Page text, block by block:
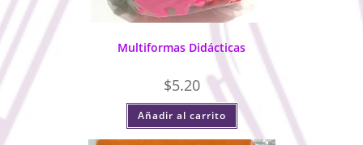
Multiformas Didácticas
$5.20
Añadir al carrito